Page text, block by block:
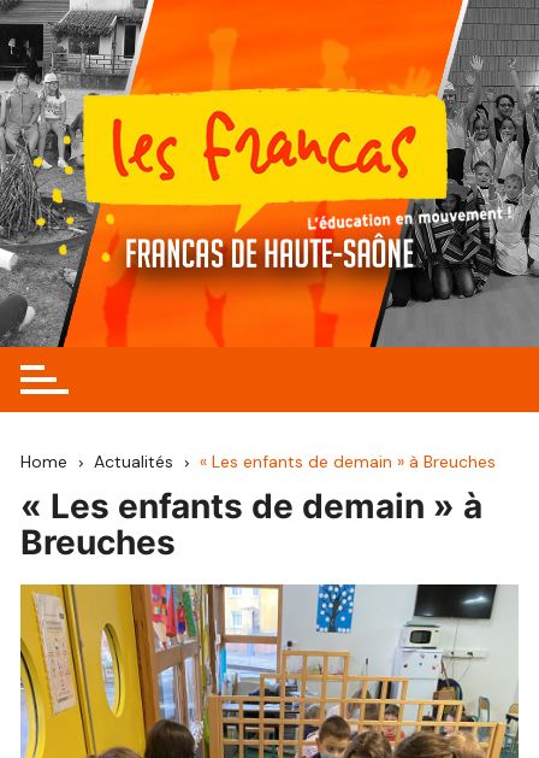
Skip
to
content
Home Actualités « Les enfants de demain » à Breuches
« Les enfants de demain » à
Breuches